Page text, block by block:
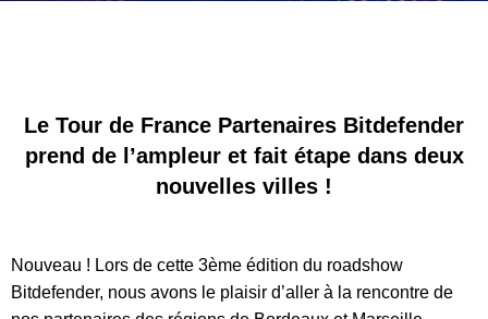
Le Tour de France Partenaires Bitdefender
prend de l’ampleur et fait étape dans deux
nouvelles villes !
Nouveau ! Lors de cette 3ème édition du roadshow
Bitdefender, nous avons le plaisir d’aller à la rencontre de